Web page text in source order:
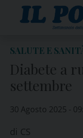
SALUTE E
Diabete a
settembre
30 Agosto 2025 -
di CS